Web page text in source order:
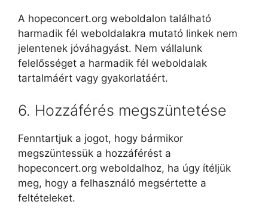
A hopeconcert.org weboldalon található
harmadik fél weboldalakra mutató linkek nem
jelentenek jóváhagyást. Nem vállalunk
felelősséget a harmadik fél weboldalak
tartalmáért vagy gyakorlatáért.
6. Hozzáférés megszüntetése
Fenntartjuk a jogot, hogy bármikor
megszüntessük a hozzáférést a
hopeconcert.org weboldalhoz, ha úgy ítéljük
meg, hogy a felhasználó megsértette a
feltételeket.